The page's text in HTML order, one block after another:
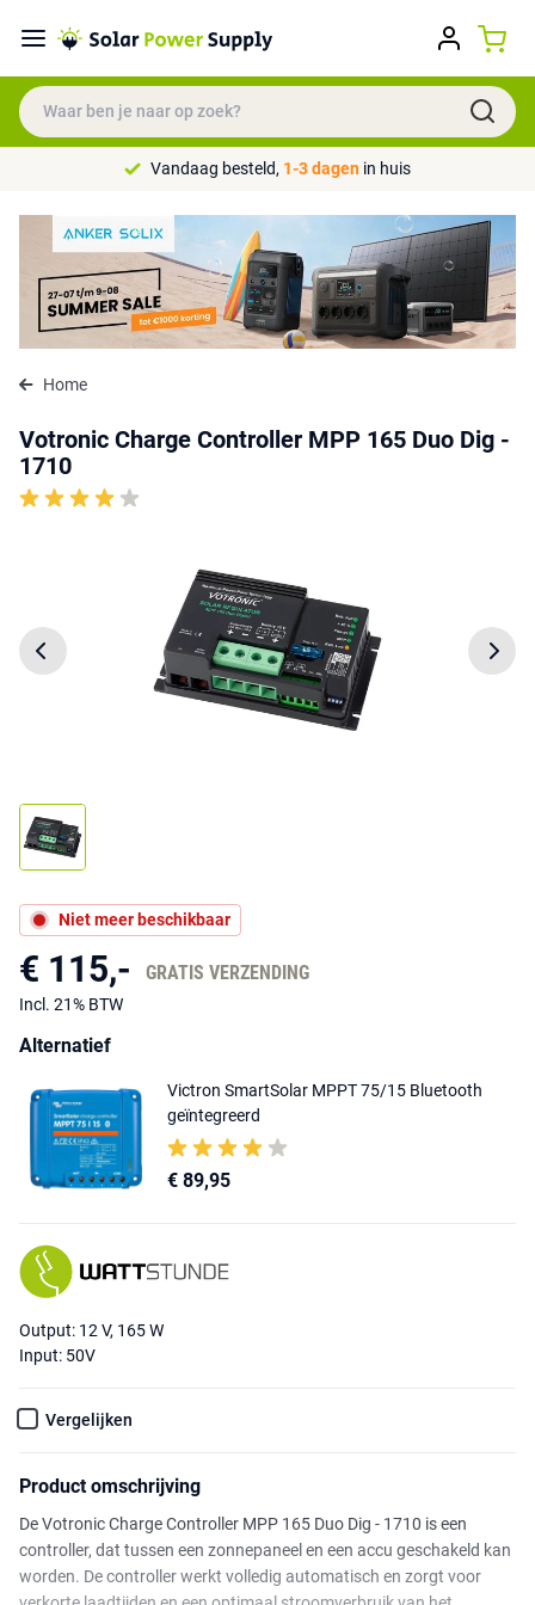
Vandaag besteld, 1-3 dagen in huis
Home
Votronic Charge Controller MPP 165 Duo Dig -
1710
Niet meer beschikbaar
€ 115,- GRATIS VERZENDING
Incl. 21% BTW
Alternatief
Victron SmartSolar MPPT 75/15 Bluetooth
geïntegreerd
€ 89,95
Output: 12 V, 165 W
Input: 50V
Vergelijken
Product omschrijving
De Votronic Charge Controller MPP 165 Duo Dig - 1710 is een
controller, dat tussen een zonnepaneel en een accu geschakeld kan
worden. De controller werkt volledig automatisch en zorgt voor